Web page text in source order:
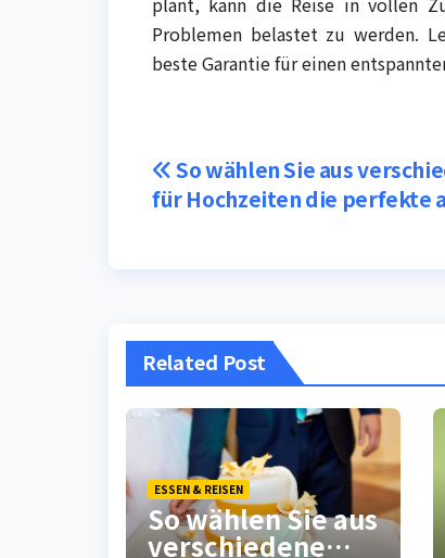
Problemen belastet zu werden.
beste Garantie für einen
Post
navigation
So wählen Sie aus
für Hochzeiten die perfekte
Related Post
ESSEN & REISEN
So wählen Sie aus
verschiedene